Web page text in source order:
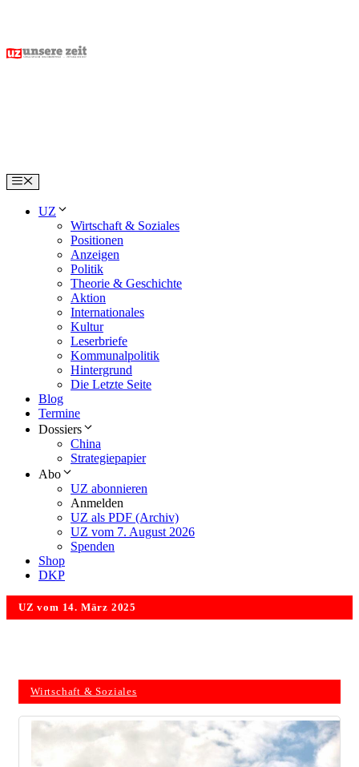
content
Menu
UZ
Wirtschaft & Soziales
Positionen
Anzeigen
Politik
Theorie & Geschichte
Aktion
Internationales
Kultur
Leserbriefe
Kommunalpolitik
Hintergrund
Die Letzte Seite
Blog
Termine
Dossiers
China
Strategiepapier
Abo
UZ abonnieren
Anmelden
UZ als PDF (Archiv)
UZ vom 7. August 2026
Spenden
Shop
DKP
UZ vom 14. März 2025
Wirtschaft & Soziales